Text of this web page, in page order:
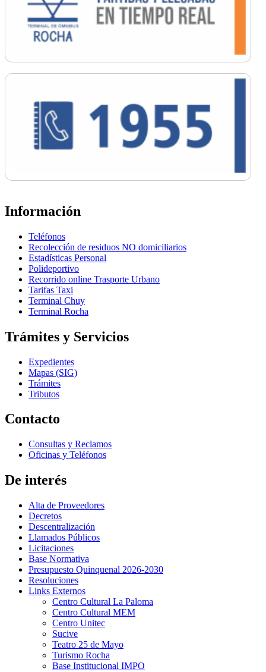
Información
Teléfonos
Recolección de residuos NO domiciliarios
Estadísticas Personal
Polideportivo
Recorrido online Trasporte Urbano
Tarifas Taxi
Terminal Chuy
Terminal Rocha
Trámites y Servicios
Expedientes
Mapas (SIG)
Trámites
Tributos
Contacto
Consultas y Reclamos
Oficinas y Teléfonos
De interés
Alta de Proveedores
Decretos
Descentralización
Llamados Públicos
Licitaciones
Base Normativa
Presupuesto Quinquenal 2026-2030
Resoluciones
Links Externos
Centro Cultural La Paloma
Centro Cultural MEM
Centro Unitec
Sucive
Teatro 25 de Mayo
Turismo Rocha
Base Institucional IMPO